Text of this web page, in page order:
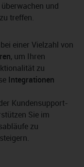
und
treffen.
einer Vielzahl von
, um Ihren
zu
Integrationen
Kundensupport-
Sie im
zu